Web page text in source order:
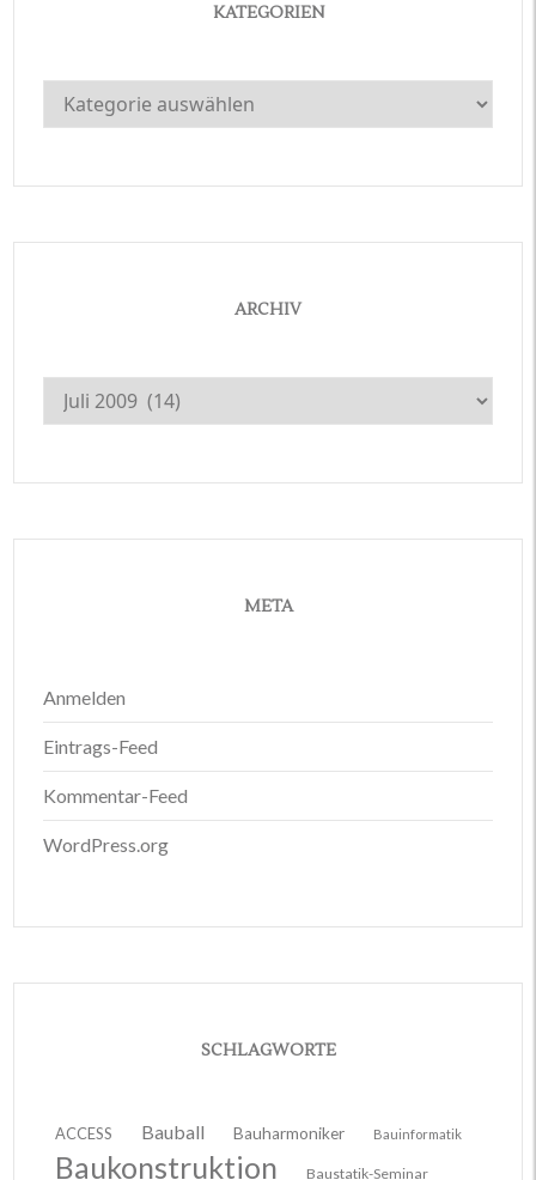
KATEGORIEN
Kategorien
ARCHIV
Archiv
META
Anmelden
Eintrags-Feed
Kommentar-Feed
WordPress.org
SCHLAGWORTE
ACCESS Bauball Bauharmoniker Bauinformatik
Baukonstruktion Baustatik-Seminar